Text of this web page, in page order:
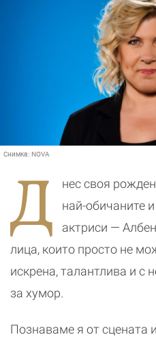
Снимка: NOVA
Д
нес своя
най-обичаните
актриси —
лица, които просто не
искрена, талантлива и с
за хумор.
Познаваме я от сцената